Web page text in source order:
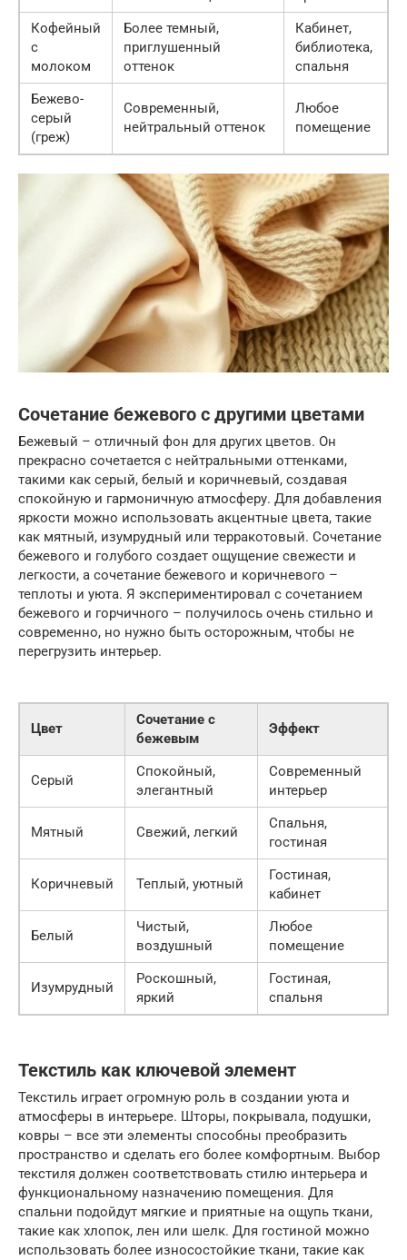
Кофейный
с
молоком
Более темный,
приглушенный
оттенок
Кабинет,
библиотека,
спальня
Бежево-
серый
(греж)
Современный,
нейтральный оттенок
Любое
помещение
Сочетание бежевого с другими цветами
Бежевый – отличный фон для других цветов. Он
прекрасно сочетается с нейтральными оттенками,
такими как серый, белый и коричневый, создавая
спокойную и гармоничную атмосферу. Для добавления
яркости можно использовать акцентные цвета, такие
как мятный, изумрудный или терракотовый. Сочетание
бежевого и голубого создает ощущение свежести и
легкости, а сочетание бежевого и коричневого –
теплоты и уюта. Я экспериментировал с сочетанием
бежевого и горчичного – получилось очень стильно и
современно, но нужно быть осторожным, чтобы не
перегрузить интерьер.
Цвет
Сочетание с
бежевым
Эффект
Серый
Спокойный,
элегантный
Современный
интерьер
Мятный Свежий, легкий
Спальня,
гостиная
Коричневый Теплый, уютный
Гостиная,
кабинет
Белый
Чистый,
воздушный
Любое
помещение
Изумрудный
Роскошный,
яркий
Гостиная,
спальня
Текстиль как ключевой элемент
Текстиль играет огромную роль в создании уюта и
атмосферы в интерьере. Шторы, покрывала, подушки,
ковры – все эти элементы способны преобразить
пространство и сделать его более комфортным. Выбор
текстиля должен соответствовать стилю интерьера и
функциональному назначению помещения. Для
спальни подойдут мягкие и приятные на ощупь ткани,
такие как хлопок, лен или шелк. Для гостиной можно
использовать более износостойкие ткани, такие как